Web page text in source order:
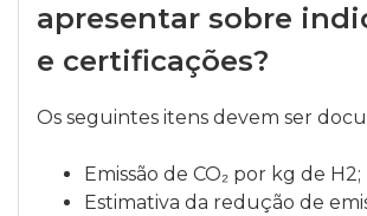
apresentar sobre
e certificações?
Os seguintes itens devem ser
Emissão de CO₂ por kg de H2;
Estimativa da redução de